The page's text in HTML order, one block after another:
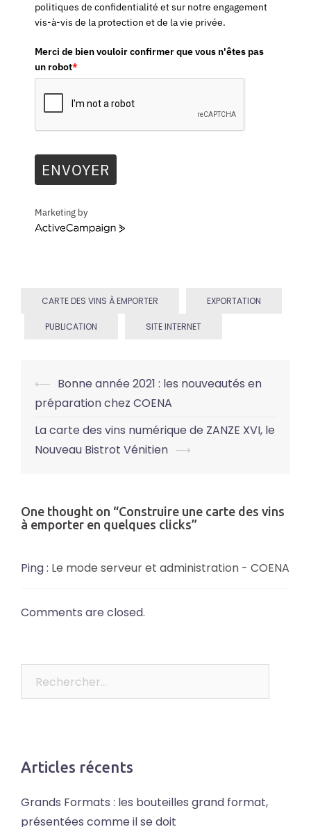
politiques de confidentialité et sur notre engagement
vis-à-vis de la protection et de la vie privée.
Merci de bien vouloir confirmer que vous n'êtes pas
un robot*
ENVOYER
Marketing by
ActiveCampaign
CARTE DES VINS À EMPORTER EXPORTATION
PUBLICATION SITE INTERNET
Post
navigation
⟵ Bonne année 2021 : les nouveautés en
préparation chez COENA
La carte des vins numérique de ZANZE XVI, le
Nouveau Bistrot Vénitien ⟶
One thought on “Construire une carte des vins
à emporter en quelques clicks”
Ping : Le mode serveur et administration - COENA
Comments are closed.
Articles récents
Grands Formats : les bouteilles grand format,
présentées comme il se doit